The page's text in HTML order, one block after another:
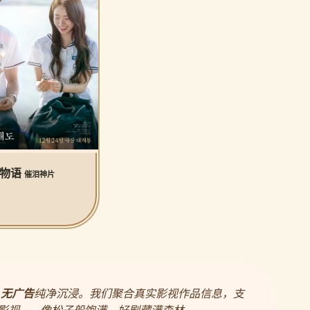
语催泪神片
无广告纯净沉浸。我们聚合真实影视作品信息，支